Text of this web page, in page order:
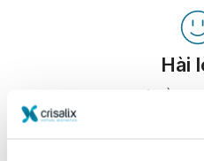
Hài
100% phụ nữ nói rằng
hài lòng với phẫu